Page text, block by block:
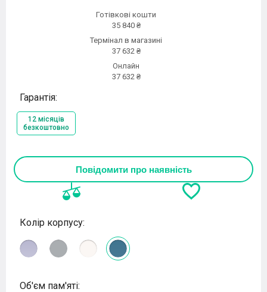
Готівкові кошти
35 840 ₴
Термінал в магазині
37 632 ₴
Онлайн
37 632 ₴
Гарантія:
12 місяців
безкоштовно
Повідомити про наявність
Колір корпусу:
Об'єм пам'яті: